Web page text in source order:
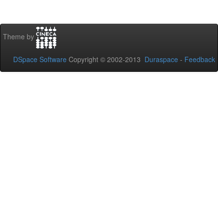
Theme by
DSpace Software Copyright © 2002-2013 Duraspace - Feedback